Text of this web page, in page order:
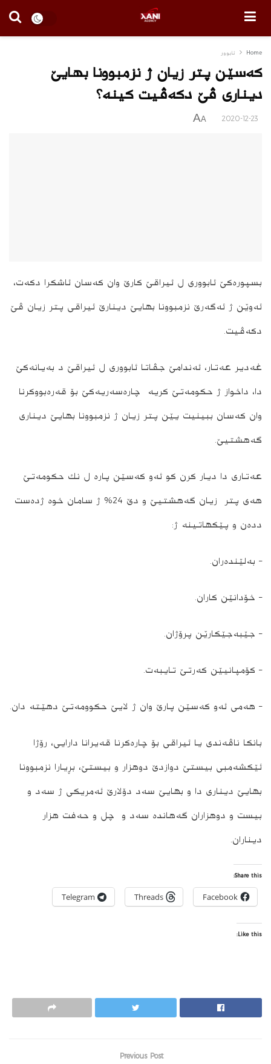
Home ئابوور
كه‌سێن پتر زیان ژ نزمبوونا بهایێ
دینارى ڤێ دكه‌ڤیت كینه‌؟
2020-12-23
A
A
بسپوره‌كێ ئابووری ل ئیراقێ كارێ وان كه‌سان ئاشکرا دکه‌ت،
ئه‌وێن ژ ئه‌گه‌رێ نزمبوونا بهایێ دینارێ ئیراقى پتر زیان ڤێ
دكه‌ڤیت.
غەدیر عەتار، ئەندامێ جڤاتا ئابووری ل ئیراقێ د بەیانه‌کێ
دا، داخواز ژ حكومه‌تێ كریه چاره‌سه‌ریه‌كێ بۆ قەرەبووکرنا
وان كه‌سان ببینیت یێن پتر زیان ژ نزمبوونا بهایێ دینارى
گه‌هشتیێ.
عەتاری دا دیار كرن کو ئه‌و كه‌سێن پاره‌ ل نك حكومه‌تێ
هه‌ی پتر زیان گه‌هشتیێ و دێ 24% ژ سامان خوه‌ ژده‌ست
دده‌ن و پێكهاتینه‌ ژ:
– بەلێندەران.
– خۆدانێن كاران.
– جێبه‌جێكارێن پرۆژان.
– کۆمپانیێن کەرتێ تایبه‌ت.
– هەمى ئەو کەسێن پارێ وان ژ لایێ حکوومەتێ دهێته‌ دان.
بانکا ناڤه‌ندى یا ئیراقی بۆ چاره‌كرنا قەیرانا دارایی، رۆژا
ئێكشه‌مبى بیستێ دوازدێ دوهزار و بیستێ، بڕیارا نزمبوونا
بهایێ دینارى دا و بهایێ سه‌د دۆلارێ ئەمریکی ژ سه‌د و
بیست و دوهزاران گەهاندە سه‌د و چل و حه‌فت هزار
دیناران.
Share this:
Facebook
Threads
Telegram
Like this:
Previous Post